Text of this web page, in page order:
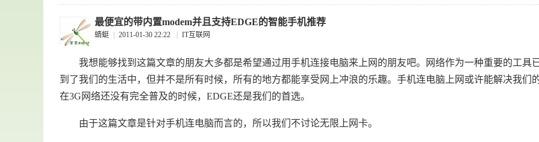
最便宜的带内置modem并且支持EDGE的智能手机推荐
蜻蜓 2011-01-30 22:22 IT互联网
我想能够找到这篇文章的朋友大多都是希望通过用手机连接电脑来上网的朋友吧。网络作为一种重要的工具
到了我们的生活中，但并不是所有时候，所有的地方都能享受网上冲浪的乐趣。手机连电脑上网或许能解决我们
在3G网络还没有完全普及的时候，EDGE还是我们的首选。
由于这篇文章是针对手机连电脑而言的，所以我们不讨论无限上网卡。